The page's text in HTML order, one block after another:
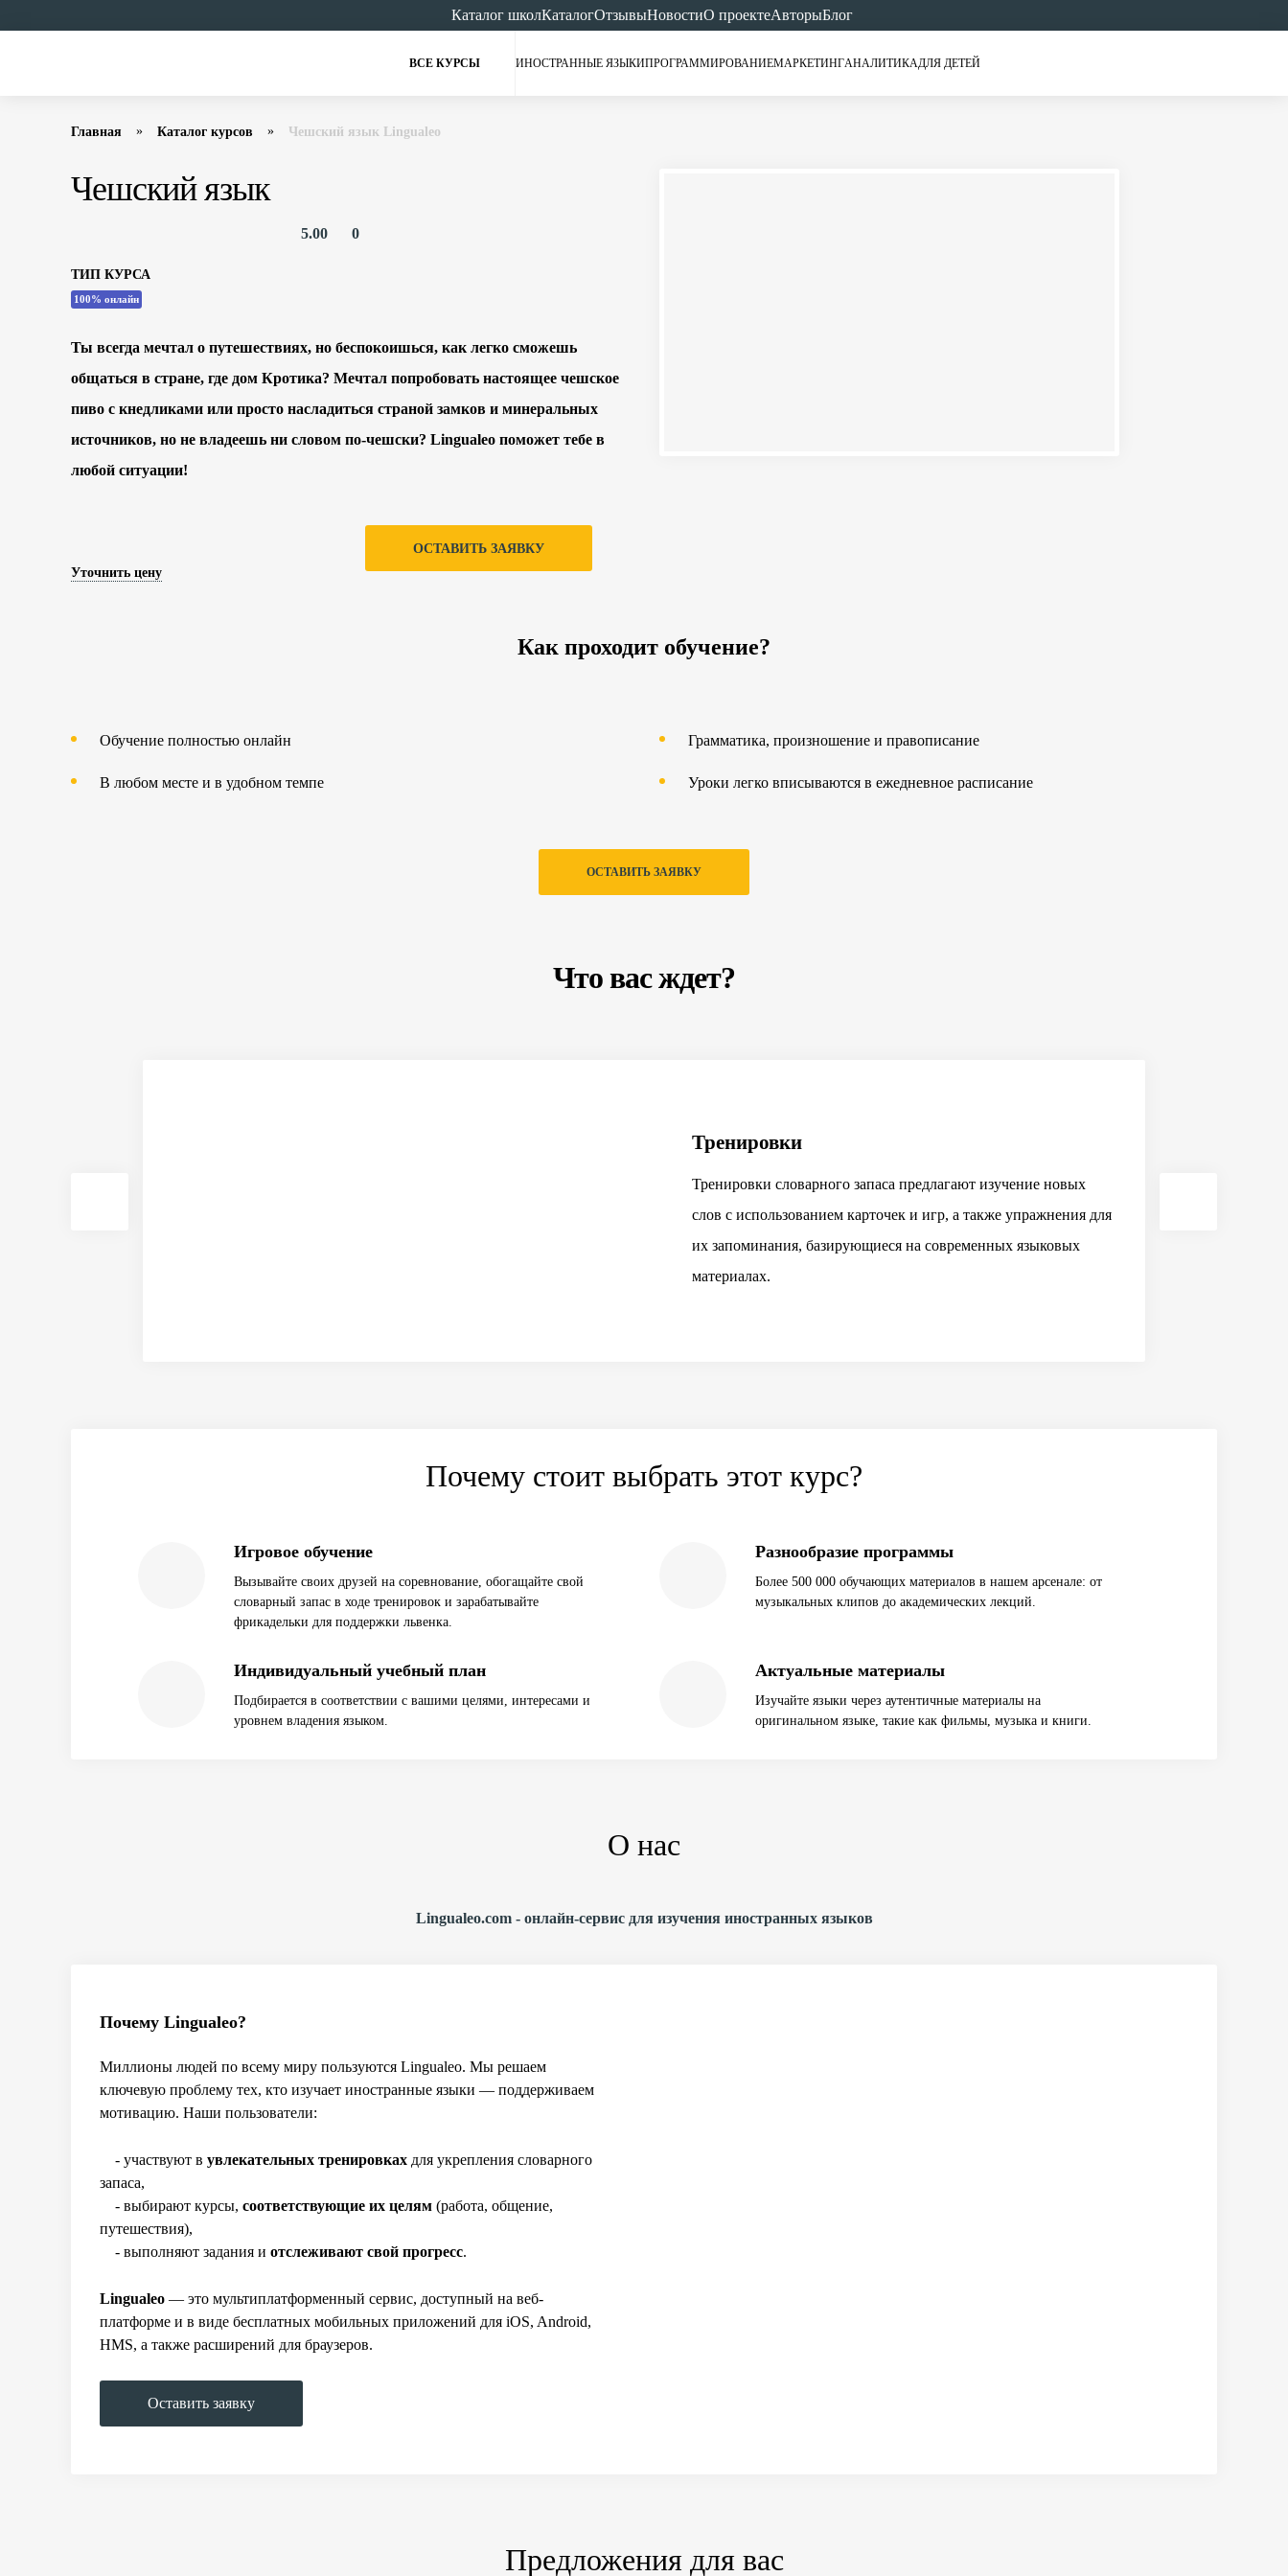
Каталог школКаталогОтзывыНовостиО проектеАвторыБлог
ВСЕ КУРСЫ ИНОСТРАННЫЕ ЯЗЫКИПРОГРАММИРОВАНИЕМАРКЕТИНГАНАЛИТИКАДЛЯ ДЕТЕЙ
Главная Каталог курсов Чешский язык Lingualeo
Чешский язык
5.00 0
ТИП КУРСА
100% онлайн
Ты всегда мечтал о путешествиях, но беспокоишься, как легко сможешь
общаться в стране, где дом Кротика? Мечтал попробовать настоящее чешское
пиво с кнедликами или просто насладиться страной замков и минеральных
источников, но не владеешь ни словом по-чешски? Lingualeo поможет тебе в
любой ситуации!
Уточнить цену
ОСТАВИТЬ ЗАЯВКУ
Как проходит обучение?
Обучение полностью онлайн
В любом месте и в удобном темпе
Грамматика, произношение и правописание
Уроки легко вписываются в ежедневное расписание
ОСТАВИТЬ ЗАЯВКУ
Что вас ждет?
Тренировки
Тренировки словарного запаса предлагают изучение новых
слов с использованием карточек и игр, а также упражнения для
их запоминания, базирующиеся на современных языковых
материалах.
Почему стоит выбрать этот курс?
Игровое обучение
Вызывайте своих друзей на соревнование, обогащайте свой
словарный запас в ходе тренировок и зарабатывайте
фрикадельки для поддержки львенка.
Разнообразие программы
Более 500 000 обучающих материалов в нашем арсенале: от
музыкальных клипов до академических лекций.
Индивидуальный учебный план
Подбирается в соответствии с вашими целями, интересами и
уровнем владения языком.
Актуальные материалы
Изучайте языки через аутентичные материалы на
оригинальном языке, такие как фильмы, музыка и книги.
О нас
Lingualeo.com - онлайн-сервис для изучения иностранных языков
Почему Lingualeo?
Миллионы людей по всему миру пользуются Lingualeo. Мы решаем
ключевую проблему тех, кто изучает иностранные языки — поддерживаем
мотивацию. Наши пользователи:
- участвуют в увлекательных тренировках для укрепления словарного
запаса,
- выбирают курсы, соответствующие их целям (работа, общение,
путешествия),
- выполняют задания и отслеживают свой прогресс.
Lingualeo — это мультиплатформенный сервис, доступный на веб-
платформе и в виде бесплатных мобильных приложений для iOS, Android,
HMS, а также расширений для браузеров.
Оставить заявку
Предложения для вас